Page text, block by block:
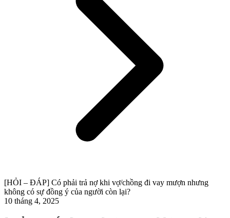
[HỎI – ĐÁP] Có phải trả nợ khi vợ/chồng đi vay mượn nhưng
không có sự đồng ý của người còn lại?
10 tháng 4, 2025